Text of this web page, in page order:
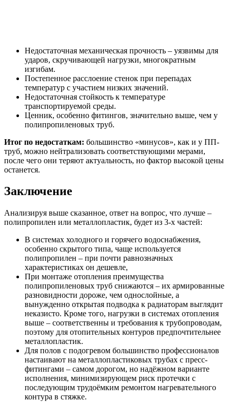
Недостаточная механическая прочность – уязвимы для
ударов, скручивающей нагрузки, многократным
изгибам.
Постепенное расслоение стенок при перепадах
температур с участием низких значений.
Недостаточная стойкость к температуре
транспортируемой среды.
Ценник, особенно фитингов, значительно выше, чем у
полипропиленовых труб.
Итог по недостаткам: большинство «минусов», как и у ПП-
труб, можно нейтрализовать соответствующими мерами,
после чего они теряют актуальность, но фактор высокой цены
останется.
Заключение
Анализируя выше сказанное, ответ на вопрос, что лучше –
полипропилен или металлопластик, будет из 3-х частей:
В системах холодного и горячего водоснабжения,
особенно скрытого типа, чаще используется
полипропилен – при почти равнозначных
характеристиках он дешевле,
При монтаже отопления преимущества
полипропиленовых труб снижаются – их армированные
разновидности дороже, чем однослойные, а
вынужденно открытая подводка к радиаторам выглядит
неказисто. Кроме того, нагрузки в системах отопления
выше – соответственны и требования к трубопроводам,
поэтому для отопительных контуров предпочтительнее
металлопластик.
Для полов с подогревом большинство профессионалов
настаивают на металлопластиковых трубах с пресс-
фитингами – самом дорогом, но надёжном варианте
исполнения, минимизирующем риск протечки с
последующим трудоёмким ремонтом нагревательного
контура в стяжке.